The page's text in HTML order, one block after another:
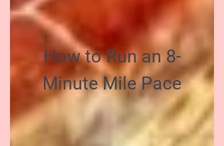
How to Run an 8-
Minute Mile Pace